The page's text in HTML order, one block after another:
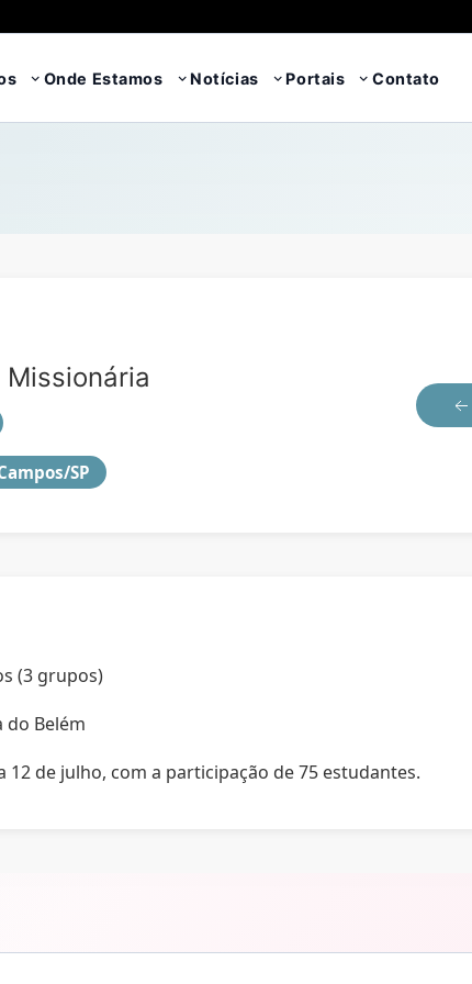
Onde Estamos Notícias Portais Contato
Missionária
SP
(3 grupos)
do Belém
12 de julho, com a participação de 75 estudantes.